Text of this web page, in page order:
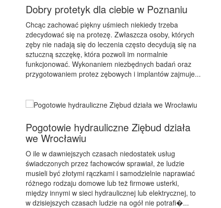
Dobry protetyk dla ciebie w Poznaniu
Chcąc zachować piękny uśmiech niekiedy trzeba
zdecydować się na protezę. Zwłaszcza osoby, których
zęby nie nadają się do leczenia często decydują się na
sztuczną szczękę, która pozwoli im normalnie
funkcjonować. Wykonaniem niezbędnych badań oraz
przygotowaniem protez zębowych i implantów zajmuje...
Pogotowie hydrauliczne Ziębud działa
we Wrocławiu
O ile w dawniejszych czasach niedostatek usług
świadczonych przez fachowców sprawiał, że ludzie
musieli być złotymi rączkami i samodzielnie naprawiać
różnego rodzaju domowe lub też firmowe usterki,
między innymi w sieci hydraulicznej lub elektrycznej, to
w dzisiejszych czasach ludzie na ogół nie potrafi�...